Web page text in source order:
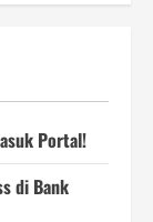
Portal!
di Bank